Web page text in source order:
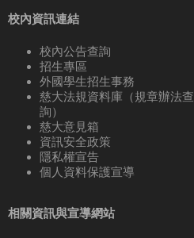
校內資訊連結
校內公告查詢
招生專區
外國學生招生事務
慈大法規資料庫（規章辦法查
詢）
慈大意見箱
資訊安全政策
隱私權宣告
個人資料保護宣導
相關資訊與宣導網站